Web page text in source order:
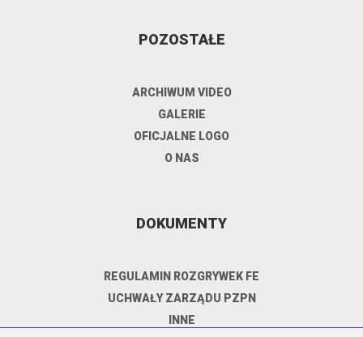
POZOSTAŁE
ARCHIWUM VIDEO
GALERIE
OFICJALNE LOGO
O NAS
DOKUMENTY
REGULAMIN ROZGRYWEK FE
UCHWAŁY ZARZĄDU PZPN
INNE